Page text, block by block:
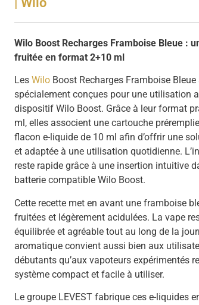
Wilo Boost Recharges Framboise Bleue :
fruitée en format 2+10 ml
LesWilo Boost Recharges Framboise
spécialement conçues pour une utilisation
dispositif Wilo Boost. Grâce à leur format
ml, elles associent une cartouche
flacon e-liquide de 10 ml afin d’offrir une
et adaptée à une utilisation quotidienne.
reste rapide grâce à une insertion intuitive
batterie compatible Wilo Boost.
Cette recette met en avant une framboise
fruitées et légèrement acidulées. La vape
équilibrée et agréable tout au long de la
aromatique convient aussi bien aux
débutants qu’aux vapoteurs expérimentés
système compact et facile à utiliser.
Le groupe LEVEST fabrique ces e-liquides